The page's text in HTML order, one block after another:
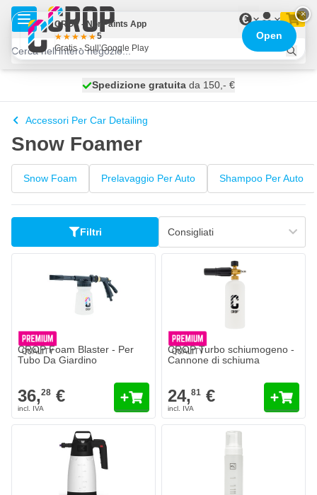
Salta al contenuto
€
spedito domani
Spedizione gratuita da 150,- €
100 giorni
Accessori Per Car Detailing
Snow Foamer
Snow Foam Prelavaggio Per Auto Shampoo Per Auto
Filtri
CROP Foam Blaster - Per
Tubo Da Giardino
36,28 €
CROP Turbo schiumogeno -
Cannone di schiuma
24,81 €
×
CROP - NonPaints App
5
Gratis - Sull’Google Play
Open